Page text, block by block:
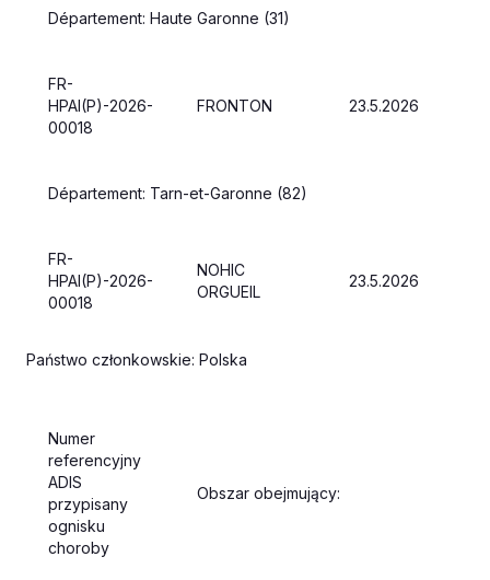
Département: Haute Garonne (31)
FR-
HPAI(P)-2026-
00018
FRONTON 23.5.2026
Département: Tarn-et-Garonne (82)
FR-
HPAI(P)-2026-
00018
NOHIC
ORGUEIL
23.5.2026
Państwo członkowskie: Polska
Numer
referencyjny
ADIS
przypisany
ognisku
choroby
Obszar obejmujący: